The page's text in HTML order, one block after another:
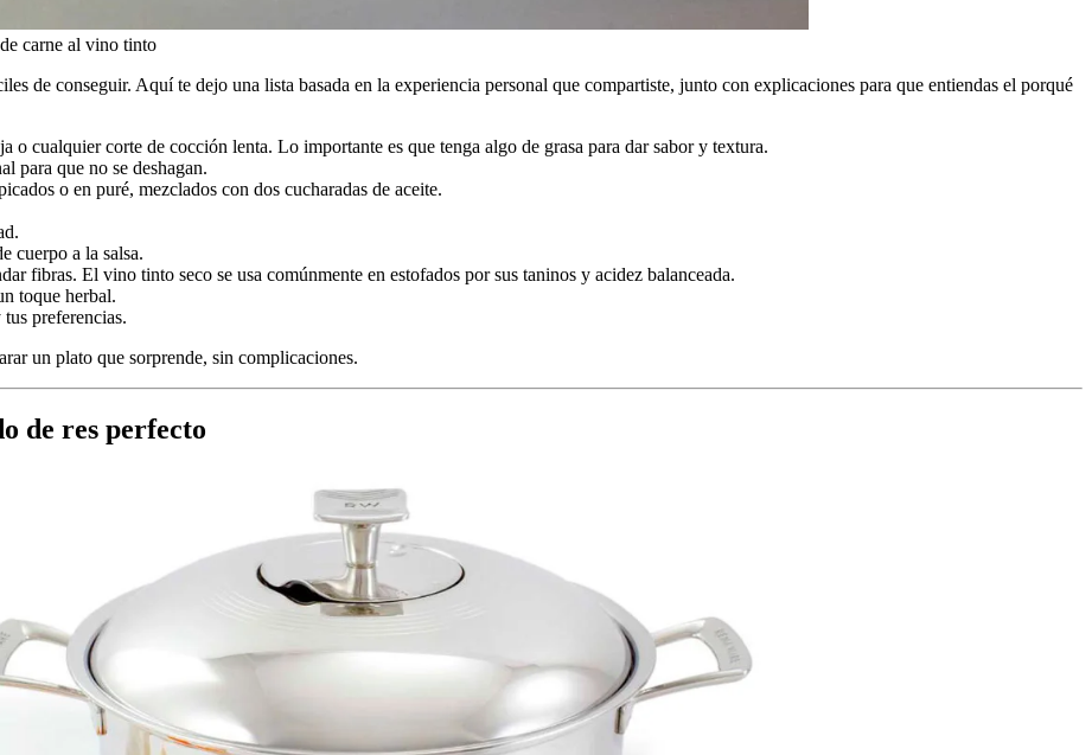
carne al vino tinto
de conseguir. Aquí te dejo una lista basada en la experiencia personal que compartiste, junto con explicaciones para que entiendas el porqué
o cualquier corte de cocción lenta. Lo importante es que tenga algo de grasa para dar sabor y textura.
para que no se deshagan.
o en puré, mezclados con dos cucharadas de aceite.
cuerpo a la salsa.
fibras. El vino tinto seco se usa comúnmente en estofados por sus taninos y acidez balanceada.
toque herbal.
preferencias.
un plato que sorprende, sin complicaciones.
de res perfecto